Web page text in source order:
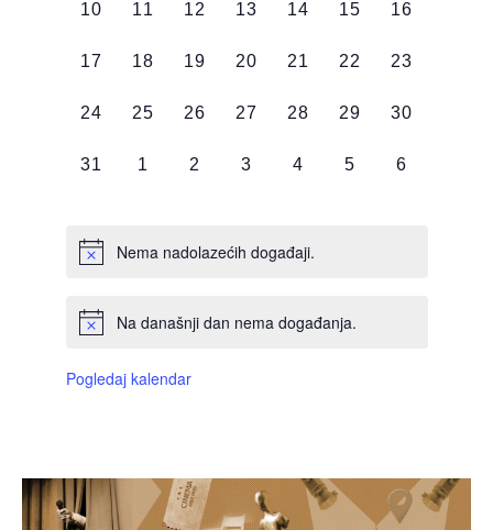
0
10
0
11
0
12
0
13
0
14
0
15
0
16
0
17
0
18
0
19
0
20
0
21
0
22
0
23
0
24
0
25
0
26
0
27
0
28
0
29
0
30
0
31
0
1
0
2
0
3
0
4
0
5
0
6
Nema nadolazećih događaji.
Na današnji dan nema događanja.
Pogledaj kalendar